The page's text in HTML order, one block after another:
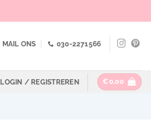
MAIL ONS 030-2271566
LOGIN / REGISTREREN €0,00